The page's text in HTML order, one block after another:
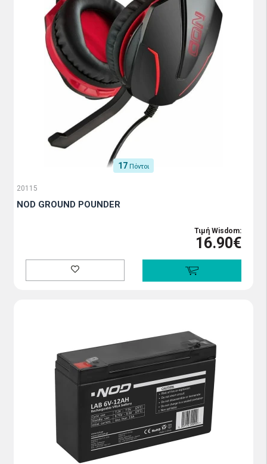
17 Πόντοι
20115
NOD GROUND POUNDER
Τιμή Wisdom:
16.90€